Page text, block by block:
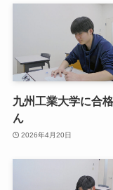
九州工業大学に合
ん
2026年4月20日